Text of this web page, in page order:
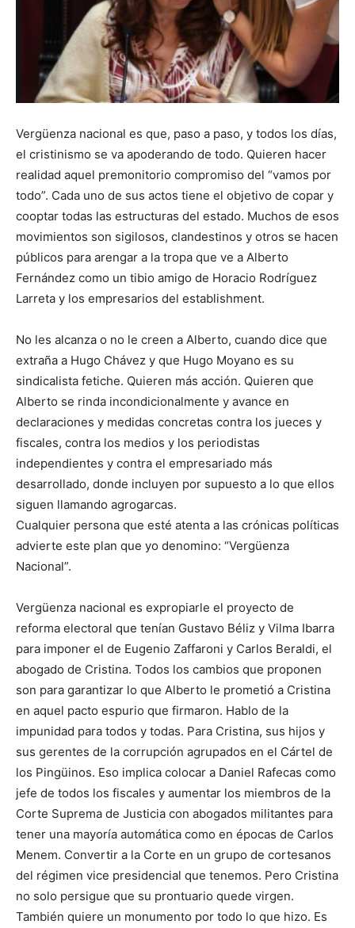
Vergüenza nacional es que, paso a paso, y todos los días,
el cristinismo se va apoderando de todo. Quieren hacer
realidad aquel premonitorio compromiso del “vamos por
todo”. Cada uno de sus actos tiene el objetivo de copar y
cooptar todas las estructuras del estado. Muchos de esos
movimientos son sigilosos, clandestinos y otros se hacen
públicos para arengar a la tropa que ve a Alberto
Fernández como un tibio amigo de Horacio Rodríguez
Larreta y los empresarios del establishment.
No les alcanza o no le creen a Alberto, cuando dice que
extraña a Hugo Chávez y que Hugo Moyano es su
sindicalista fetiche. Quieren más acción. Quieren que
Alberto se rinda incondicionalmente y avance en
declaraciones y medidas concretas contra los jueces y
fiscales, contra los medios y los periodistas
independientes y contra el empresariado más
desarrollado, donde incluyen por supuesto a lo que ellos
siguen llamando agrogarcas.
Cualquier persona que esté atenta a las crónicas políticas
advierte este plan que yo denomino: “Vergüenza
Nacional”.
Vergüenza nacional es expropiarle el proyecto de
reforma electoral que tenían Gustavo Béliz y Vilma Ibarra
para imponer el de Eugenio Zaffaroni y Carlos Beraldi, el
abogado de Cristina. Todos los cambios que proponen
son para garantizar lo que Alberto le prometió a Cristina
en aquel pacto espurio que firmaron. Hablo de la
impunidad para todos y todas. Para Cristina, sus hijos y
sus gerentes de la corrupción agrupados en el Cártel de
los Pingüinos. Eso implica colocar a Daniel Rafecas como
jefe de todos los fiscales y aumentar los miembros de la
Corte Suprema de Justicia con abogados militantes para
tener una mayoría automática como en épocas de Carlos
Menem. Convertir a la Corte en un grupo de cortesanos
del régimen vice presidencial que tenemos. Pero Cristina
no solo persigue que su prontuario quede virgen.
También quiere un monumento por todo lo que hizo. Es